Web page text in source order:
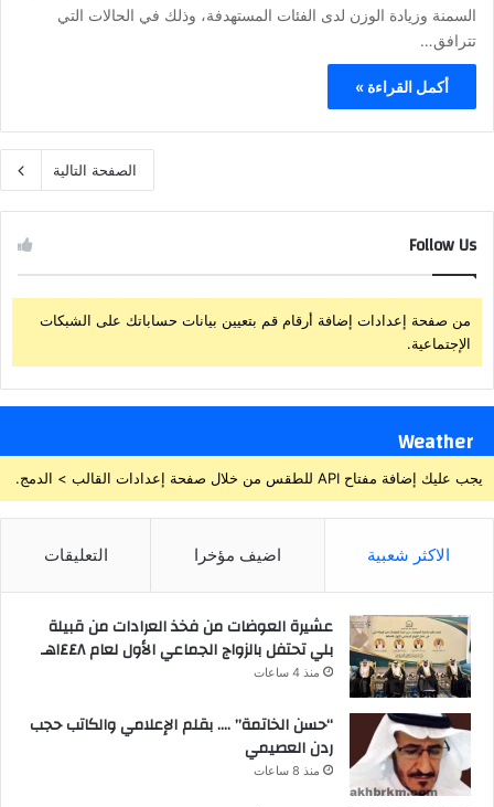
السمنة وزيادة الوزن لدى الفئات المستهدفة، وذلك في الحالات التي
تترافق…
أكمل القراءة »
الصفحة التالية
Follow Us
من صفحة إعدادات إضافة أرقام قم بتعيين بيانات حساباتك على الشبكات
الإجتماعية.
Weather
يجب عليك إضافة مفتاح API للطقس من خلال صفحة إعدادات القالب > الدمج.
الاكثر شعبية اضيف مؤخرا التعليقات
عشيرة العوضات من فخذ العرادات من قبيلة
بلي تحتفل بالزواج الجماعي الأول لعام ١٤٤٨هـ
منذ 4 ساعات
“حسن الخاتمة” …. بقلم الإعلامي والكاتب حجب
ردن العصيمي
منذ 8 ساعات